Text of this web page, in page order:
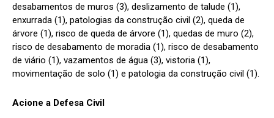
desabamentos de muros (3), deslizamento de talude (1),
enxurrada (1), patologias da construção civil (2), queda de
árvore (1), risco de queda de árvore (1), quedas de muro (2),
risco de desabamento de moradia (1), risco de desabamento
de viário (1), vazamentos de água (3), vistoria (1),
movimentação de solo (1) e patologia da construção civil (1).
Acione a Defesa Civil